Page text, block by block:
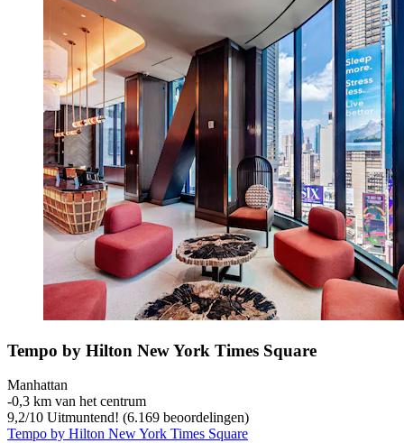
Tempo by Hilton New York Times Square
Manhattan
‐0,3 km van het centrum
9,2/10 Uitmuntend! (6.169 beoordelingen)
Tempo by Hilton New York Times Square